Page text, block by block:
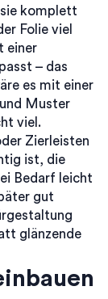
komplett
Folie viel
einer
– das
es mit einer
Muster
viel.
Zierleisten
ist, die
Bedarf leicht
gut
glänzende